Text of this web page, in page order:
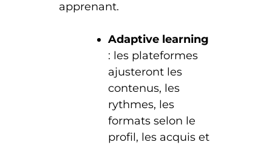
apprenant.
Adaptive learning
: les plateformes
ajusteront les
contenus, les
rythmes, les
formats selon le
profil, les acquis et